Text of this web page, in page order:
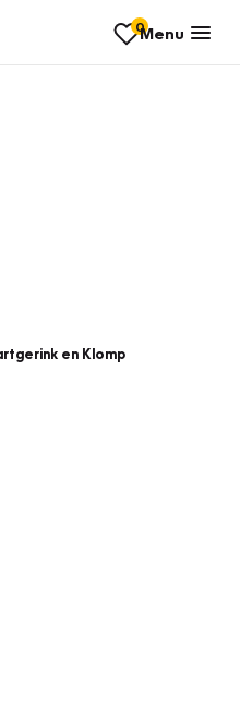
0Menu
en Klomp